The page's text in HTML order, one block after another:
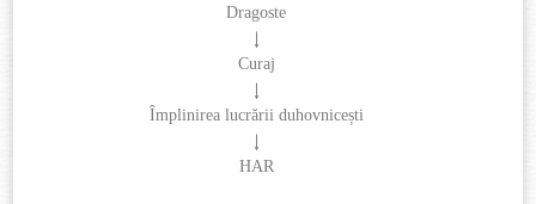
Dragoste
↓
Curaj
↓
Împlinirea lucrării duhovnicești
↓
HAR